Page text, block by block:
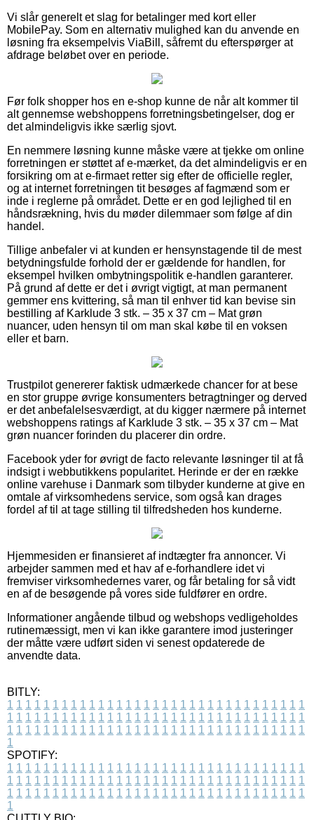
Vi slår generelt et slag for betalinger med kort eller
MobilePay. Som en alternativ mulighed kan du anvende en
løsning fra eksempelvis ViaBill, såfremt du efterspørger at
afdrage beløbet over en periode.
Før folk shopper hos en e-shop kunne de når alt kommer til
alt gennemse webshoppens forretningsbetingelser, dog er
det almindeligvis ikke særlig sjovt.
En nemmere løsning kunne måske være at tjekke om online
forretningen er støttet af e-mærket, da det almindeligvis er en
forsikring om at e-firmaet retter sig efter de officielle regler,
og at internet forretningen tit besøges af fagmænd som er
inde i reglerne på området. Dette er en god lejlighed til en
håndsrækning, hvis du møder dilemmaer som følge af din
handel.
Tillige anbefaler vi at kunden er hensynstagende til de mest
betydningsfulde forhold der er gældende for handlen, for
eksempel hvilken ombytningspolitik e-handlen garanterer.
På grund af dette er det i øvrigt vigtigt, at man permanent
gemmer ens kvittering, så man til enhver tid kan bevise sin
bestilling af Karklude 3 stk. – 35 x 37 cm – Mat grøn
nuancer, uden hensyn til om man skal købe til en voksen
eller et barn.
Trustpilot genererer faktisk udmærkede chancer for at bese
en stor gruppe øvrige konsumenters betragtninger og derved
er det anbefalelsesværdigt, at du kigger nærmere på internet
webshoppens ratings af Karklude 3 stk. – 35 x 37 cm – Mat
grøn nuancer forinden du placerer din ordre.
Facebook yder for øvrigt de facto relevante løsninger til at få
indsigt i webbutikkens popularitet. Herinde er der en række
online varehuse i Danmark som tilbyder kunderne at give en
omtale af virksomhedens service, som også kan drages
fordel af til at tage stilling til tilfredsheden hos kunderne.
Hjemmesiden er finansieret af indtægter fra annoncer. Vi
arbejder sammen med et hav af e-forhandlere idet vi
fremviser virksomhedernes varer, og får betaling for så vidt
en af de besøgende på vores side fuldfører en ordre.
Informationer angående tilbud og webshops vedligeholdes
rutinemæssigt, men vi kan ikke garantere imod justeringer
der måtte være udført siden vi senest opdaterede de
anvendte data.
BITLY:
1 1 1 1 1 1 1 1 1 1 1 1 1 1 1 1 1 1 1 1 1 1 1 1 1 1 1 1 1 1 1 1 1
1 1 1 1 1 1 1 1 1 1 1 1 1 1 1 1 1 1 1 1 1 1 1 1 1 1 1 1 1 1 1 1 1
1 1 1 1 1 1 1 1 1 1 1 1 1 1 1 1 1 1 1 1 1 1 1 1 1 1 1 1 1 1 1 1 1
1
SPOTIFY:
1 1 1 1 1 1 1 1 1 1 1 1 1 1 1 1 1 1 1 1 1 1 1 1 1 1 1 1 1 1 1 1 1
1 1 1 1 1 1 1 1 1 1 1 1 1 1 1 1 1 1 1 1 1 1 1 1 1 1 1 1 1 1 1 1 1
1 1 1 1 1 1 1 1 1 1 1 1 1 1 1 1 1 1 1 1 1 1 1 1 1 1 1 1 1 1 1 1 1
1